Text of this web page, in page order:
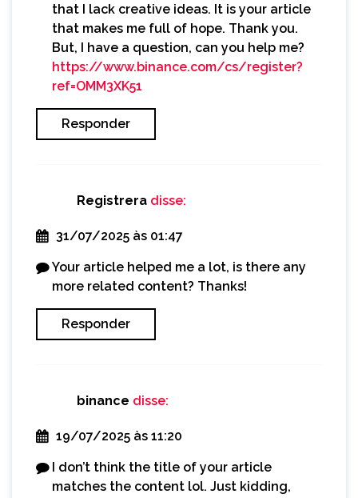
that I lack creative ideas. It is your article
that makes me full of hope. Thank you.
But, I have a question, can you help me?
https://www.binance.com/cs/register?
ref=OMM3XK51
Responder
Registrera disse:
31/07/2025 às 01:47
Your article helped me a lot, is there any
more related content? Thanks!
Responder
binance disse:
19/07/2025 às 11:20
I don’t think the title of your article
matches the content lol. Just kidding,